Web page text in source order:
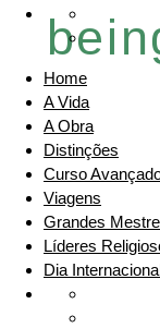
Home
A Vida
A Obra
Distinções
Curso
Viagens
Grandes
Líderes
Dia